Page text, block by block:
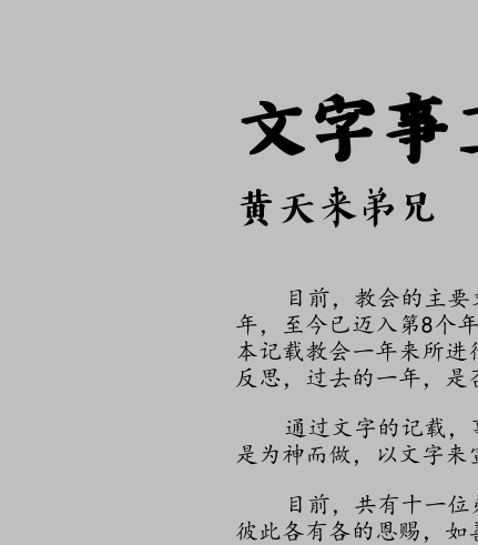
文字事
黄天来弟兄
目前，教会的主要文
年，至今已迈入第8个
本记载教会一年来所
反思，过去的一年，是
通过文字的记载，事
是为神而做，以文字来
目前，共有十一位弟
彼此各有各的恩赐，如